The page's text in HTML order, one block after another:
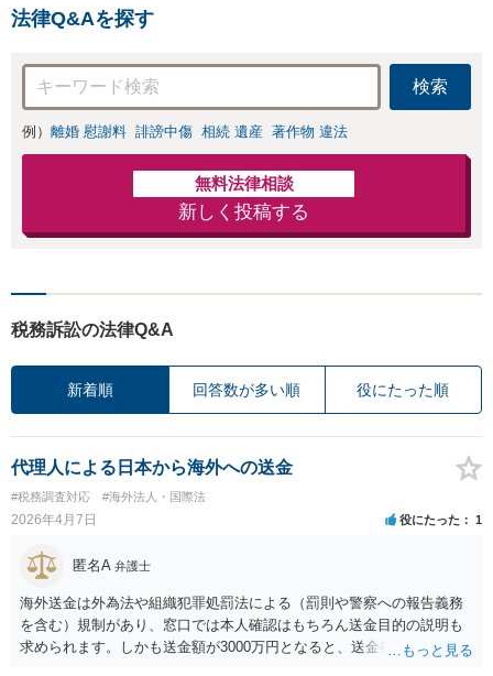
法律Q&Aを探す
検索
例） 離婚 慰謝料 誹謗中傷 相続 遺産 著作物 違法
無料法律相談
新しく投稿する
税務訴訟の法律Q&A
新着順 回答数が多い順 役にたった順
代理人による日本から海外への送金
#税務調査対応 #海外法人・国際法
2026年4月7日 役にたった 1
匿名A 弁護士
海外送金は外為法や組織犯罪処罰法による（罰則や警察への報告義務
を含む）規制があり、窓口では本人確認はもちろん送金目的の説明も
求められます。しかも送金額が3000万円となると、送金行為自体が問